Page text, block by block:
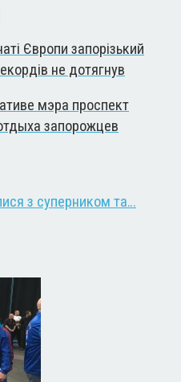
Європи запорізький
не дотягнув
мэра проспект
запорожцев
з суперником та…